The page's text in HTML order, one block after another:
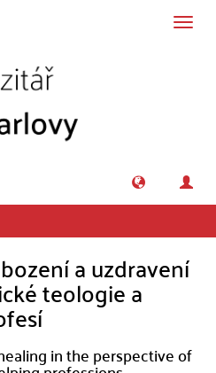
a uzdravení
teologie a
in the perspective of